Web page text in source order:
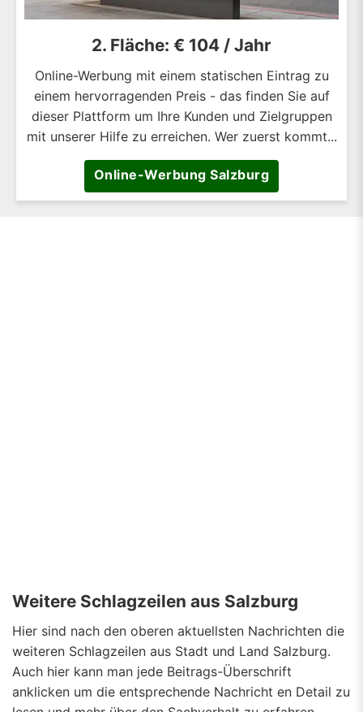
2. Fläche: € 104 / Jahr
Online-Werbung mit einem statischen Eintrag zu
einem hervorragenden Preis - das finden Sie auf
dieser Plattform um Ihre Kunden und Zielgruppen
mit unserer Hilfe zu erreichen. Wer zuerst kommt...
Online-Werbung Salzburg
Weitere Schlagzeilen aus Salzburg
Hier sind nach den oberen aktuellsten Nachrichten die
weiteren Schlagzeilen aus Stadt und Land Salzburg.
Auch hier kann man jede Beitrags-Überschrift
anklicken um die entsprechende Nachricht en Detail zu